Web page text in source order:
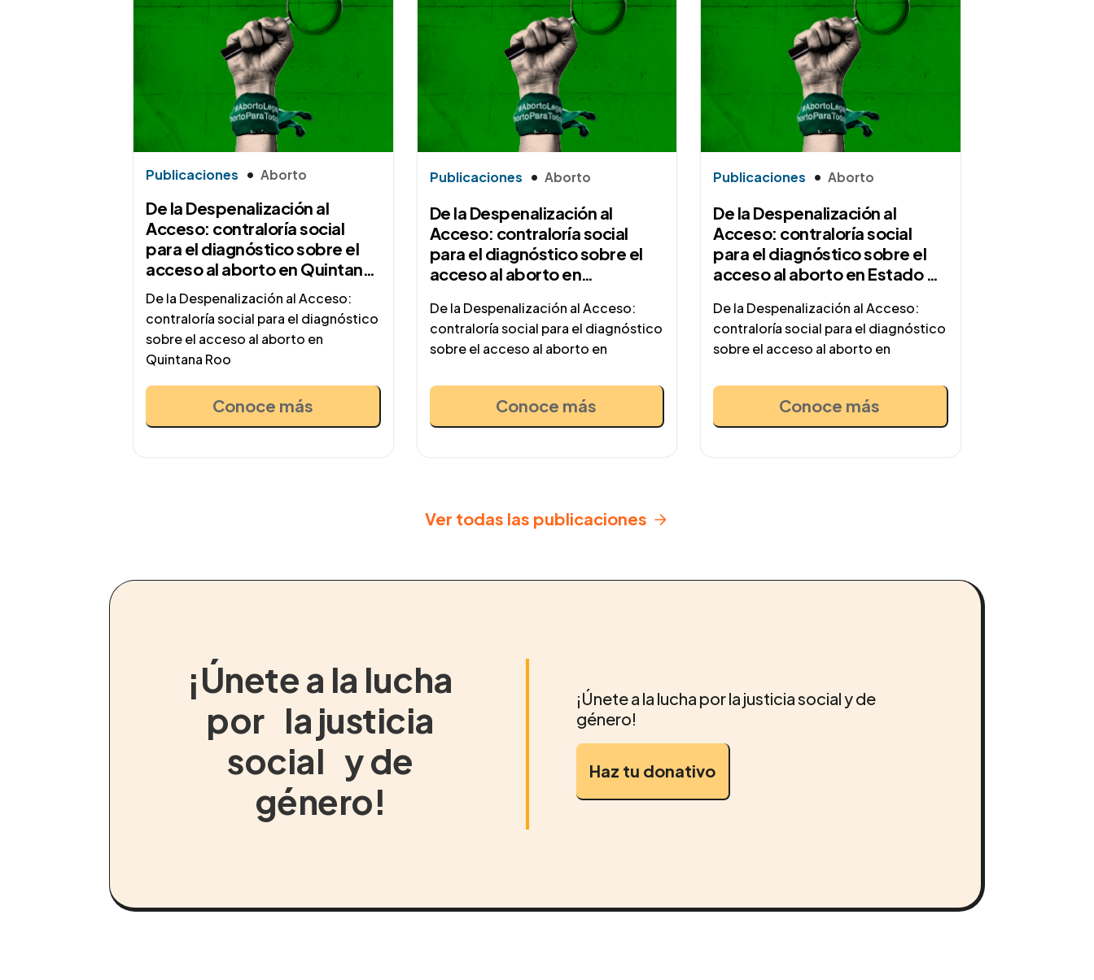
De la Despenalización al
Acceso: contraloría social
para el diagnóstico sobre el
acceso al aborto en Quintana
Roo
Publicaciones Aborto
De la Despenalización al Acceso:
contraloría social para el diagnóstico
sobre el acceso al aborto en
Quintana Roo
Conoce más
De la Despenalización al
Acceso: contraloría social
para el diagnóstico sobre el
acceso al aborto en
Publicaciones Aborto
De la Despenalización al Acceso:
contraloría social para el diagnóstico
sobre el acceso al aborto en
Conoce más
De la Despenalización al
Acceso: contraloría social
para el diagnóstico sobre el
acceso al aborto en Estado de
Publicaciones Aborto
De la Despenalización al Acceso:
contraloría social para el diagnóstico
sobre el acceso al aborto en
Conoce más
Ver todas las publicaciones
¡Únete a la lucha
por la justicia
social y de
género!
¡Únete a la lucha por la justicia social y de
género!
Haz tu donativo